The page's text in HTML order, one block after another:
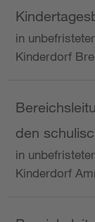
in
Kinderdorf
den
in
Kinderdorf